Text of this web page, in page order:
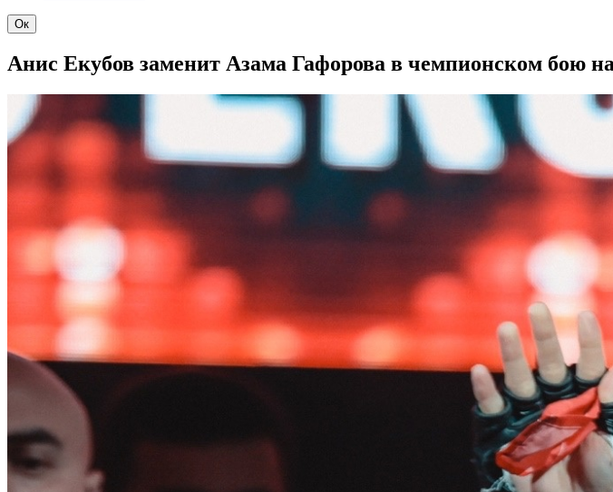
Ок
Анис Екубов заменит Азама Гафорова в чемпионском бою